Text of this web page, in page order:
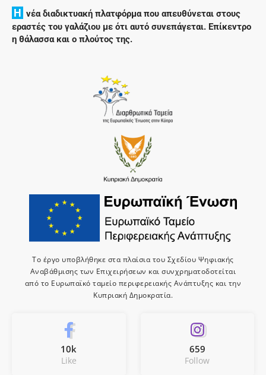
H νέα διαδικτυακή πλατφόρμα που απευθύνεται στους
εραστές του γαλάζιου με ότι αυτό συνεπάγεται. Επίκεντρο
η θάλασσα και ο πλούτος της.
Το έργο υποβλήθηκε στα πλαίσια του Σχεδίου Ψηφιακής
Αναβάθμισης των Επιχειρήσεων και συνχρηματοδοτείται
από το Ευρωπαϊκό ταμείο περιφερειακής Ανάπτυξης και την
Κυπριακή Δημοκρατία.
10k
Like
659
Follow